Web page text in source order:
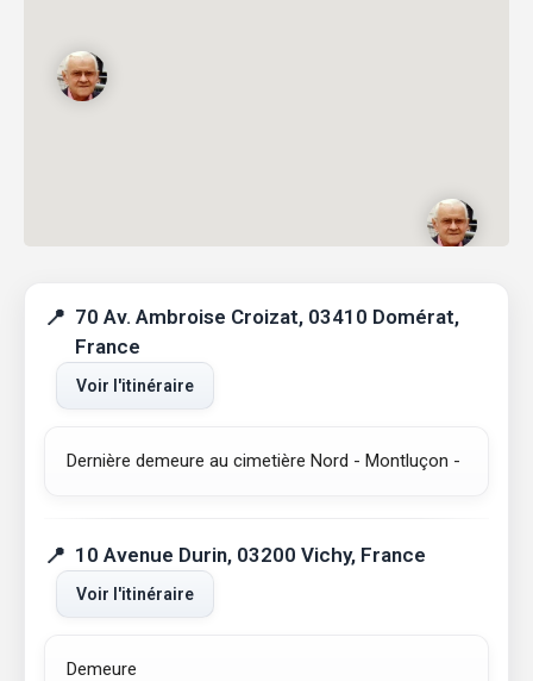
70 Av. Ambroise Croizat, 03410 Domérat,
France
Voir l'itinéraire
Dernière demeure au cimetière Nord - Montluçon -
10 Avenue Durin, 03200 Vichy, France
Voir l'itinéraire
Demeure